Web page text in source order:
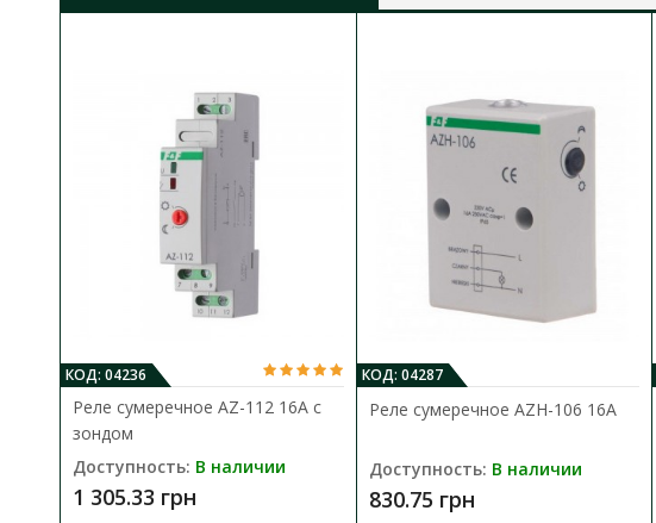
КОД: 04236
Реле сумеречное AZ-112 16A с
зондом
Доступность: В наличии
1 305.33 грн
КОД: 04287
Реле сумеречное AZH-106 16A
Доступность: В наличии
830.75 грн